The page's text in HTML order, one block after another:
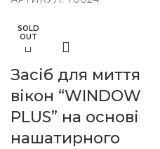
SOLD
OUT
Засіб для миття
вікон “WINDOW
PLUS” на основі
нашатирного